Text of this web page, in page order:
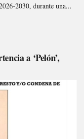
2030, durante una...
a ‘Pelón’,